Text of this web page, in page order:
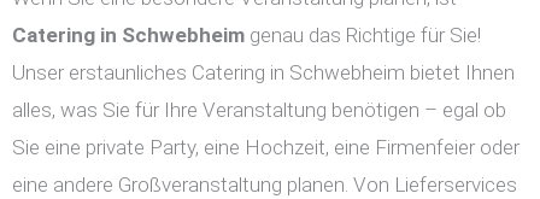
Catering in Schwebheim genau das Richtige für Sie!
Unser erstaunliches Catering in Schwebheim bietet Ihnen
alles, was Sie für Ihre Veranstaltung benötigen – egal ob
Sie eine private Party, eine Hochzeit, eine Firmenfeier oder
eine andere Großveranstaltung planen. Von Lieferservices